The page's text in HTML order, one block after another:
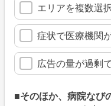
エリアを複数選
症状で医療機関
広告の量が過剰
■そのほか、病院なび